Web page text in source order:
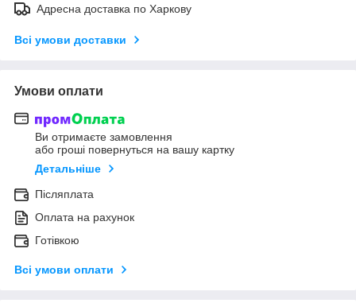
Адресна доставка по Харкову
Всі умови доставки
Умови оплати
Ви отримаєте замовлення
або гроші повернуться на вашу картку
Детальніше
Післяплата
Оплата на рахунок
Готівкою
Всі умови оплати